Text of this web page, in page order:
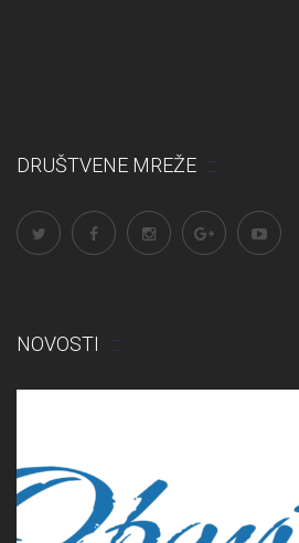
DRUŠTVENE MREŽE
NOVOSTI